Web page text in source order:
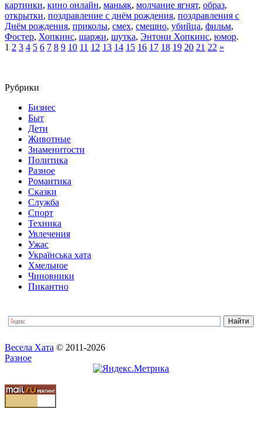
картинки, кино онлайн, маньяк, молчание ягнят, образ,
открытки, поздравление с днём рождения, поздравления с
Днём рождения, приколы, смех, смешно, убийца, фильм,
Фостер, Хопкинс, шаржи, шутка, Энтони Хопкинс, юмор.
1 2 3 4 5 6 7 8 9 10 11 12 13 14 15 16 17 18 19 20 21 22 »
Рубрики
Бизнес
Быт
Дети
Животные
Знаменитости
Политика
Разное
Романтика
Сказки
Служба
Спорт
Техника
Увлечения
Ужас
Українська хата
Хмельное
Чиновники
Пикантно
Весела Хата © 2011-2026
Разное